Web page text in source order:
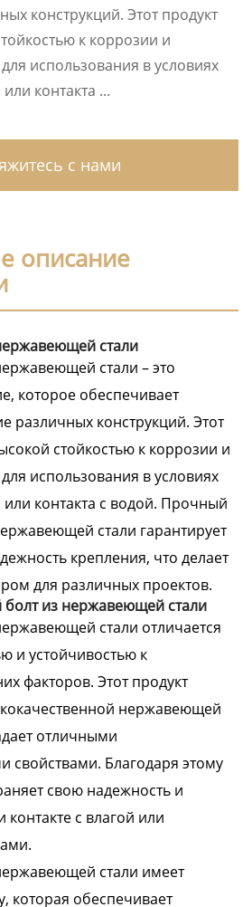
конструкций. Этот продукт
к коррозии и
использования в условиях
контакта ...
с нами
описание
стали
стали – это
которое обеспечивает
различных конструкций. Этот
стойкостью к коррозии и
использования в условиях
контакта с водой. Прочный
стали гарантирует
крепления, что делает
для различных проектов.
из нержавеющей стали
стали отличается
и устойчивостью к
факторов. Этот продукт
нержавеющей
отличными
свойствами. Благодаря этому
свою надежность и
с влагой или
стали имеет
которая обеспечивает